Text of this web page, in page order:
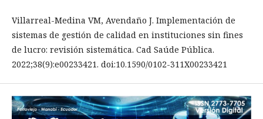
Villarreal-Medina VM, Avendaño J. Implementación de
sistemas de gestión de calidad en instituciones sin fines
de lucro: revisión sistemática. Cad Saúde Pública.
2022;38(9):e00233421. doi:10.1590/0102-311X00233421